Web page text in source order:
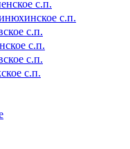
с.п.
с.п.
с.п.
с.п.
с.п.
с.п.